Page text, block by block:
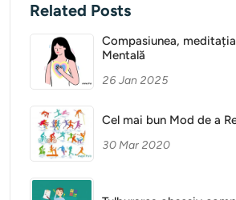
Related Posts
Compasiunea,
Mentală
26 Jan 2025
Cel mai bun Mod de a
30 Mar 2020